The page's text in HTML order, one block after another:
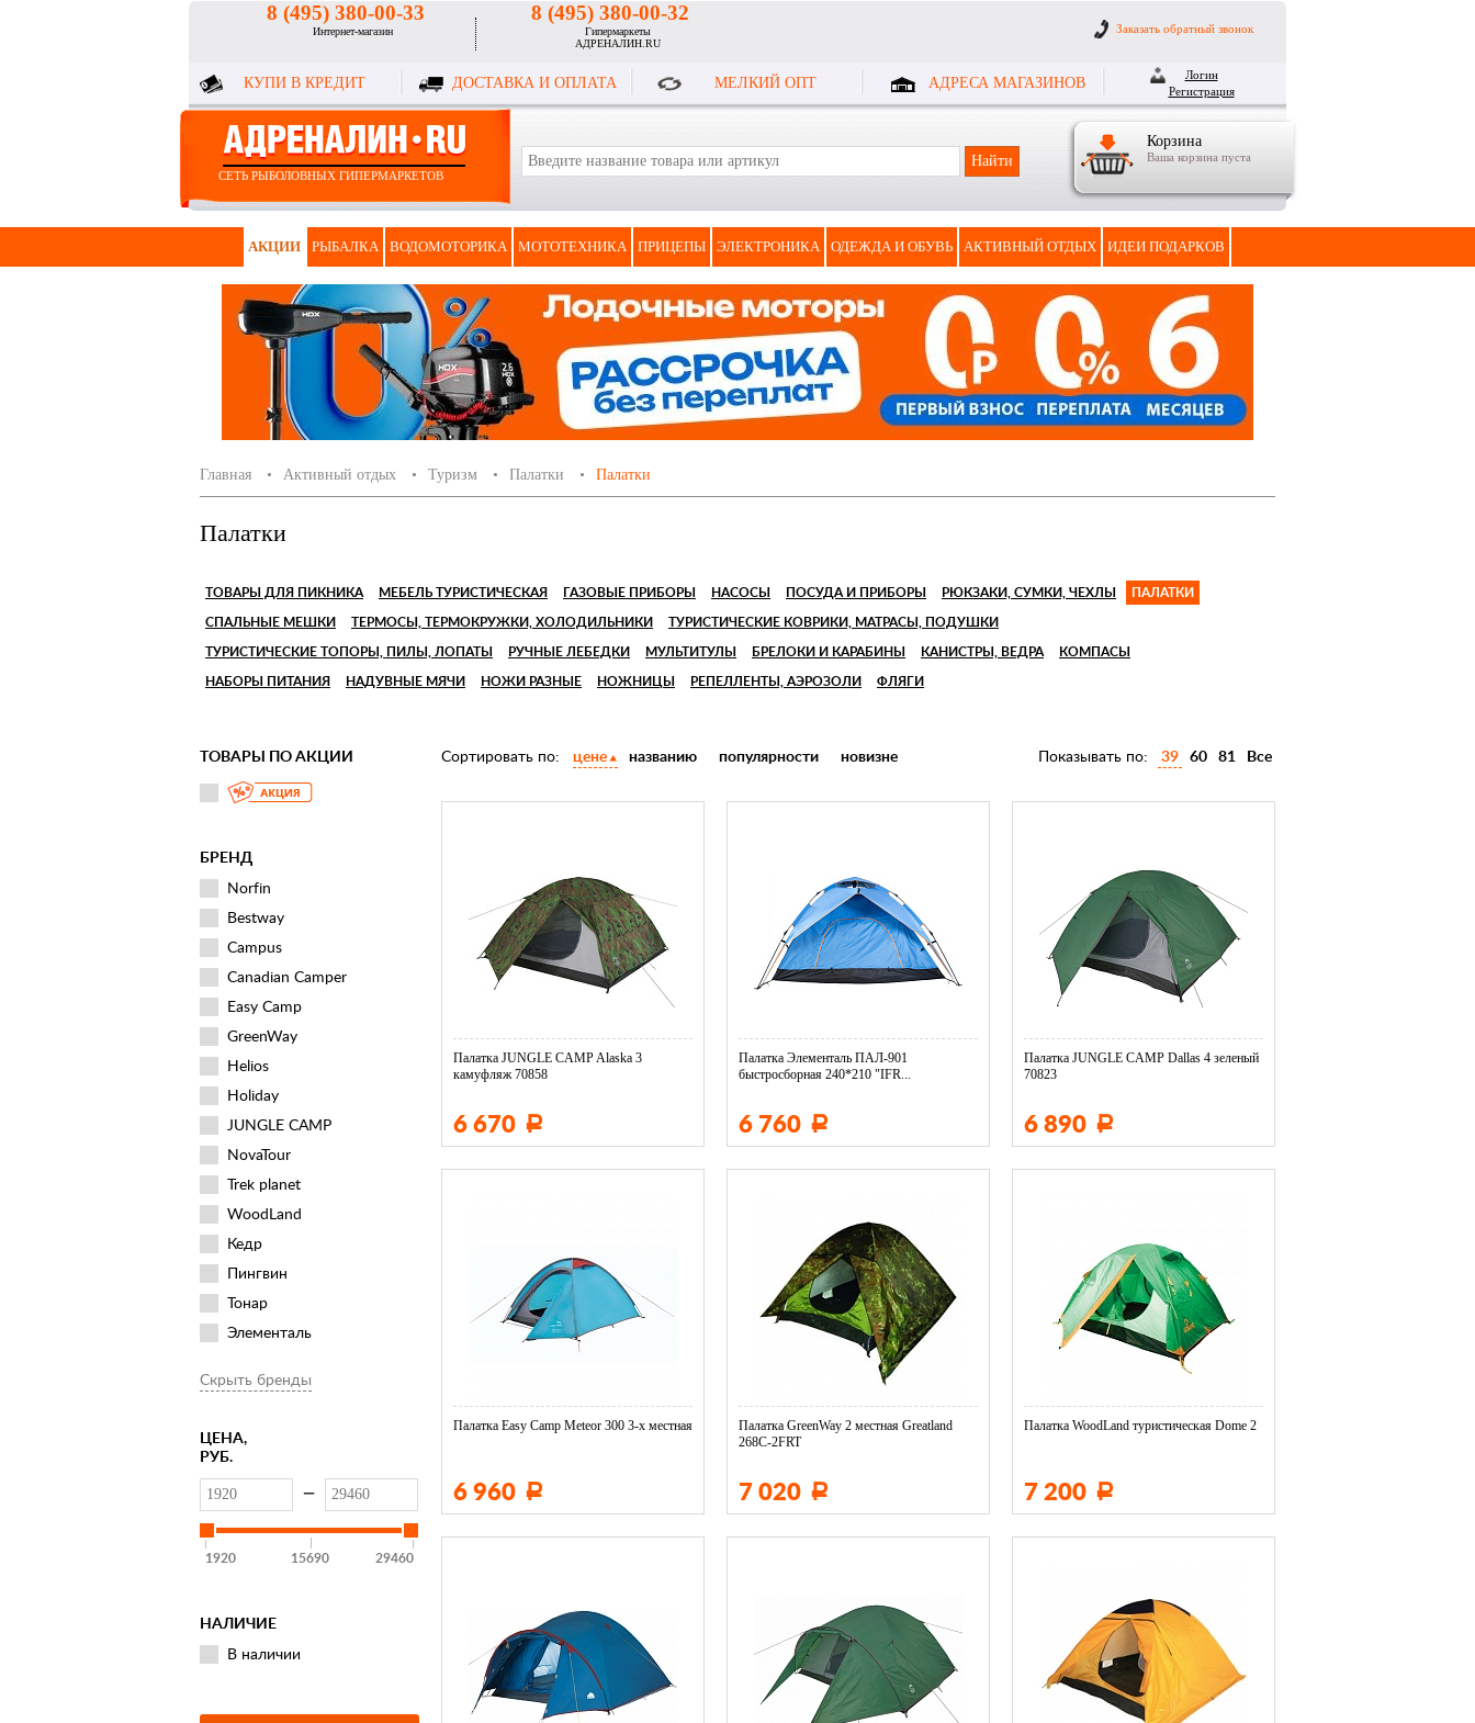
8 (495) 380-00-33
Интернет-магазин
8 (495) 380-00-32
Гипермаркеты
АДРЕНАЛИН.RU
Заказать обратный звонок
КУПИ В КРЕДИТ ДОСТАВКА И ОПЛАТА МЕЛКИЙ ОПТ АДРЕСА МАГАЗИНОВ
Логин
Регистрация
Корзина
Ваша корзина пуста
СЕТЬ РЫБОЛОВНЫХ ГИПЕРМАРКЕТОВ
АКЦИИ РЫБАЛКА ВОДОМОТОРИКА МОТОТЕХНИКА ПРИЦЕПЫ ЭЛЕКТРОНИКА ОДЕЖДА И ОБУВЬ АКТИВНЫЙ ОТДЫХ ИДЕИ ПОДАРКОВ
Главная Активный отдых Туризм Палатки Палатки
Палатки
ТОВАРЫ ДЛЯ ПИКНИКА МЕБЕЛЬ ТУРИСТИЧЕСКАЯ ГАЗОВЫЕ ПРИБОРЫ НАСОСЫ ПОСУДА И ПРИБОРЫ РЮКЗАКИ, СУМКИ, ЧЕХЛЫ ПАЛАТКИ
СПАЛЬНЫЕ МЕШКИ ТЕРМОСЫ, ТЕРМОКРУЖКИ, ХОЛОДИЛЬНИКИ ТУРИСТИЧЕСКИЕ КОВРИКИ, МАТРАСЫ, ПОДУШКИ
ТУРИСТИЧЕСКИЕ ТОПОРЫ, ПИЛЫ, ЛОПАТЫ РУЧНЫЕ ЛЕБЕДКИ МУЛЬТИТУЛЫ БРЕЛОКИ И КАРАБИНЫ КАНИСТРЫ, ВЕДРА КОМПАСЫ
НАБОРЫ ПИТАНИЯ НАДУВНЫЕ МЯЧИ НОЖИ РАЗНЫЕ НОЖНИЦЫ РЕПЕЛЛЕНТЫ, АЭРОЗОЛИ ФЛЯГИ
ТОВАРЫ ПО АКЦИИ
БРЕНД
Norfin
Bestway
Campus
Canadian Camper
Easy Camp
GreenWay
Helios
Holiday
JUNGLE CAMP
NovaTour
Trek planet
WoodLand
Кедр
Пингвин
Тонар
Элементаль
Скрыть бренды
ЦЕНА,
РУБ.
—
1920 15690 29460
НАЛИЧИЕ
В наличии
Сортировать по: цене названию популярности новизне Показывать по: 39 60 81 Все
Палатка JUNGLE CAMP Alaska 3
камуфляж 70858
6 670 Р
Палатка Элементаль ПАЛ-901
быстросборная 240*210 "IFR...
6 760 Р
Палатка JUNGLE CAMP Dallas 4 зеленый
70823
6 890 Р
Палатка Easy Camp Meteor 300 3-х местная
6 960 Р
Палатка GreenWay 2 местная Greatland
268C-2FRT
7 020 Р
Палатка WoodLand туристическая Dome 2
7 200 Р